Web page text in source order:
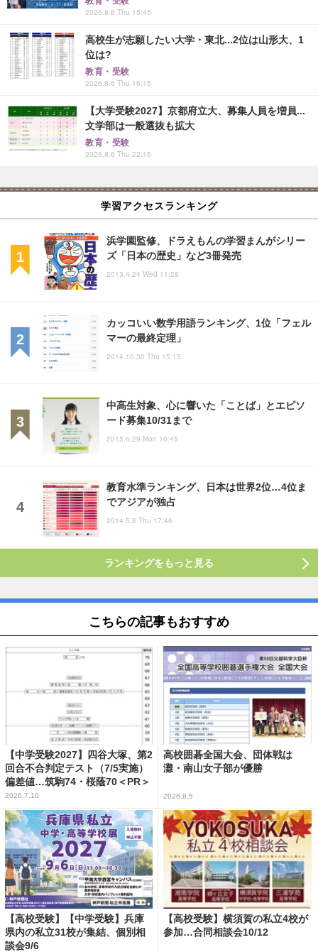
2026.8.6 Thu 15:45
高校生が志願したい大学・東北...2位は山形大、1
位は?
教育・受験
2026.8.6 Thu 16:15
【大学受験2027】京都府立大、募集人員を増員...
文学部は一般選抜も拡大
教育・受験
2026.8.6 Thu 22:15
学習アクセスランキング
浜学園監修、ドラえもんの学習まんがシリー
ズ「日本の歴史」など3冊発売
2013.4.24 Wed 11:28
カッコいい数学用語ランキング、1位「フェル
マーの最終定理」
2014.10.30 Thu 15:15
中高生対象、心に響いた「ことば」とエピソ
ード募集10/31まで
2015.6.29 Mon 10:45
教育水準ランキング、日本は世界2位…4位ま
でアジアが独占
2014.5.8 Thu 17:46
ランキングをもっと見る
こちらの記事もおすすめ
【中学受験2027】四谷大塚、第2
回合不合判定テスト（7/5実施）
偏差値…筑駒74・桜蔭70＜PR＞
2026.7.10
高校囲碁全国大会、団体戦は
灘・南山女子部が優勝
2026.8.5
【高校受験】【中学受験】兵庫
県内の私立31校が集結、個別相
談会9/6
【高校受験】横須賀の私立4校が
参加…合同相談会10/12